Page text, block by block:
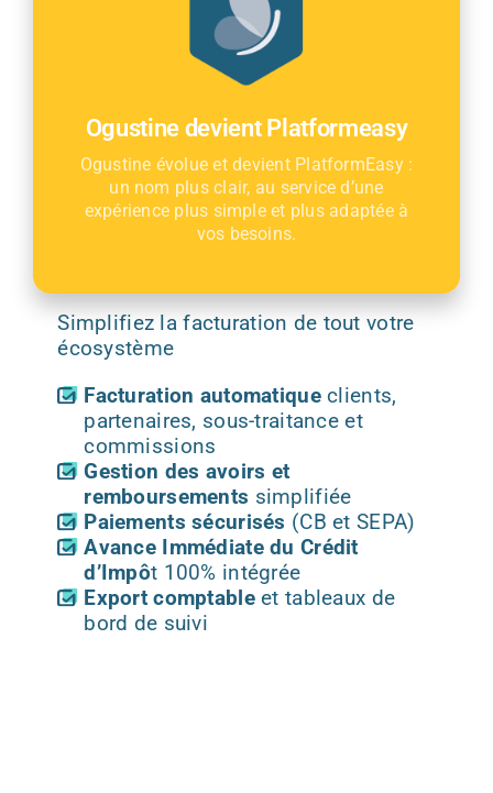
Gestion financière
automatisée
Simplifiez la facturation de tout votre
écosystème
Facturation automatiqueclients,
partenaires, sous-traitance et
commissions
Gestion des avoirs et
remboursements simplifiée
Paiements sécurisés (CB et SEPA)
Avance Immédiate du Crédit
d’Impôt 100% intégrée
Export comptableet tableaux de
bord de suivi
Ogustine devient Platformeasy
Ogustine évolue et devient PlatformEasy :
un nom plus clair, au service d’une
expérience plus simple et plus adaptée à
vos besoins.